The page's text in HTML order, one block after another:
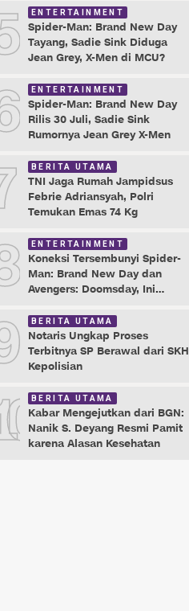
ENTERTAINMENT
Spider-Man: Brand New Day
Tayang, Sadie Sink Diduga
Jean Grey, X-Men di MCU?
ENTERTAINMENT
Spider-Man: Brand New Day
Rilis 30 Juli, Sadie Sink
Rumornya Jean Grey X-Men
BERITA UTAMA
TNI Jaga Rumah Jampidsus
Febrie Adriansyah, Polri
Temukan Emas 74 Kg
ENTERTAINMENT
Koneksi Tersembunyi Spider-
Man: Brand New Day dan
Avengers: Doomsday, Ini
BERITA UTAMA
Notaris Ungkap Proses
Terbitnya SP Berawal dari SKH
Kepolisian
BERITA UTAMA
Kabar Mengejutkan dari BGN:
Nanik S. Deyang Resmi Pamit
karena Alasan Kesehatan